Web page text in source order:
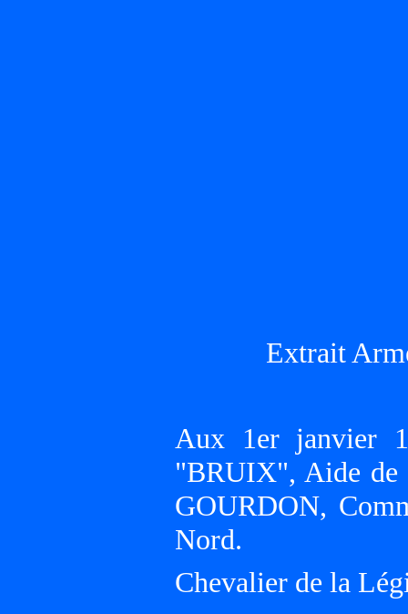
Extrait
Aux 1er janvier
"BRUIX", Aide de
GOURDON,
Nord.
Chevalier de la